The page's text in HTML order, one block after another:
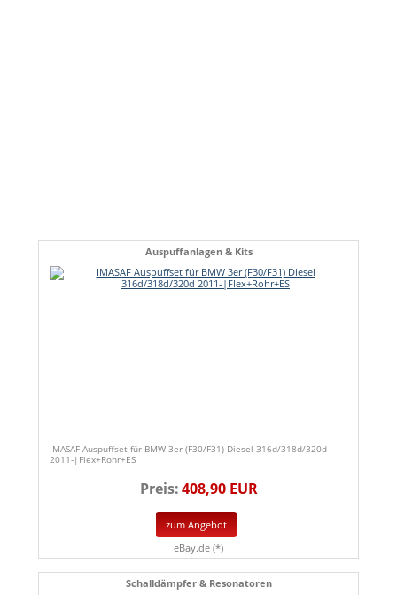
Auspuffanlagen & Kits
IMASAF Auspuffset für BMW 3er (F30/F31) Diesel 316d/318d/320d
2011-|Flex+Rohr+ES
Preis:408,90 EUR
zum Angebot
eBay.de (*)
Schalldämpfer & Resonatoren